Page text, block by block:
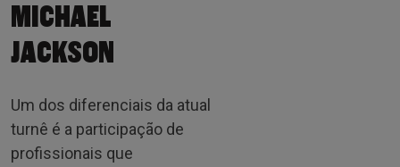
MICHAEL
JACKSON
Um dos diferenciais da atual
turnê é a participação de
profissionais que